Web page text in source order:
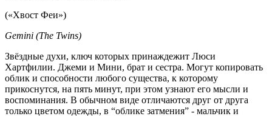
(«Хвост Феи»)
Gemini (The Twins)
Звёздные духи, ключ которых принаждежит Люси
Хартфилии. Джеми и Мини, брат и сестра. Могут копировать
облик и способности любого существа, к которому
прикоснутся, на пять минут, при этом узнают его мысли и
воспоминания. В обычном виде отличаются друг от друга
только цветом одежды, в “облике затмения” - мальчик и